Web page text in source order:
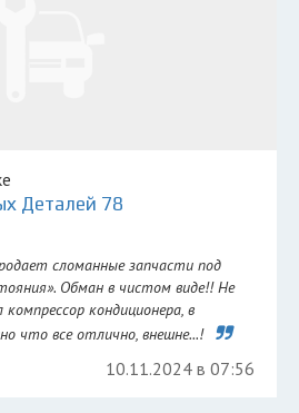
Деталей 78
сломанные запчасти под
Обман в чистом виде!! Не
кондиционера, в
что все отлично, внешне...!
10.11.2024 в 07:56